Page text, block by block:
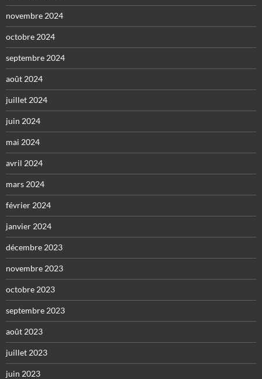
novembre 2024
octobre 2024
septembre 2024
août 2024
juillet 2024
juin 2024
mai 2024
avril 2024
mars 2024
février 2024
janvier 2024
décembre 2023
novembre 2023
octobre 2023
septembre 2023
août 2023
juillet 2023
juin 2023